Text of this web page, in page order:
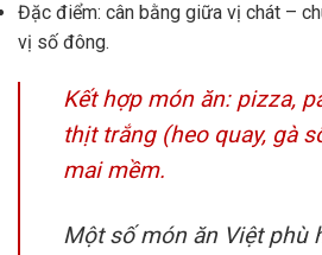
Đặc điểm: cân bằng giữa vị chát –
vị số đông.
Kết hợp món ăn: pizza,
thịt trắng (heo quay, gà
mai mềm.
Một số món ăn Việt phù